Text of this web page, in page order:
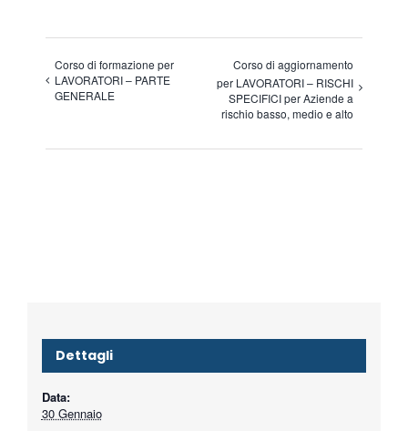
Corso di formazione per
LAVORATORI – PARTE
GENERALE
Corso di aggiornamento
per LAVORATORI – RISCHI
SPECIFICI per Aziende a
rischio basso, medio e alto
Dettagli
Data:
30 Gennaio